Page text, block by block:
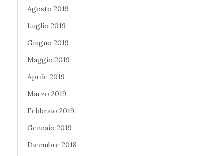
Agosto 2019
Luglio 2019
Giugno 2019
Maggio 2019
Aprile 2019
Marzo 2019
Febbraio 2019
Gennaio 2019
Dicembre 2018